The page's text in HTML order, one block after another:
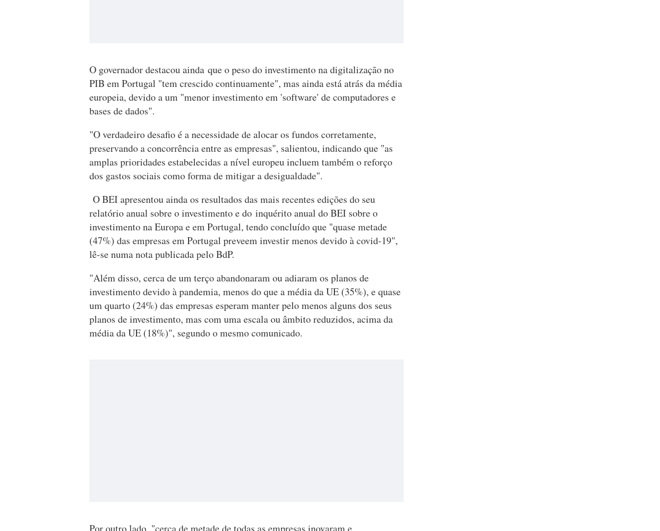
O governador destacou ainda que o peso do investimento na digitalização no
PIB em Portugal "tem crescido continuamente", mas ainda está atrás da média
europeia, devido a um "menor investimento em 'software' de computadores e
bases de dados".
"O verdadeiro desafio é a necessidade de alocar os fundos corretamente,
preservando a concorrência entre as empresas", salientou, indicando que "as
amplas prioridades estabelecidas a nível europeu incluem também o reforço
dos gastos sociais como forma de mitigar a desigualdade".
O BEI apresentou ainda os resultados das mais recentes edições do seu
relatório anual sobre o investimento e do inquérito anual do BEI sobre o
investimento na Europa e em Portugal, tendo concluído que "quase metade
(47%) das empresas em Portugal preveem investir menos devido à covid-19",
lê-se numa nota publicada pelo BdP.
"Além disso, cerca de um terço abandonaram ou adiaram os planos de
investimento devido à pandemia, menos do que a média da UE (35%), e quase
um quarto (24%) das empresas esperam manter pelo menos alguns dos seus
planos de investimento, mas com uma escala ou âmbito reduzidos, acima da
média da UE (18%)", segundo o mesmo comunicado.